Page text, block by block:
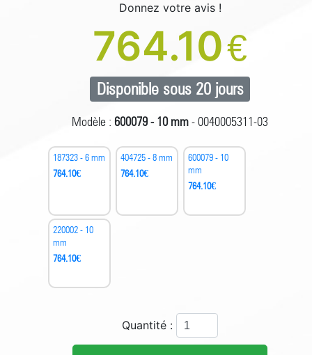
Donnez votre avis !
764.10€
Disponible sous 20 jours
Modèle : 600079 - 10 mm- 0040005311-03
187323 - 6 mm
764.10€
404725 - 8 mm
764.10€
600079 - 10
mm
764.10€
220002 - 10
mm
764.10€
Quantité :